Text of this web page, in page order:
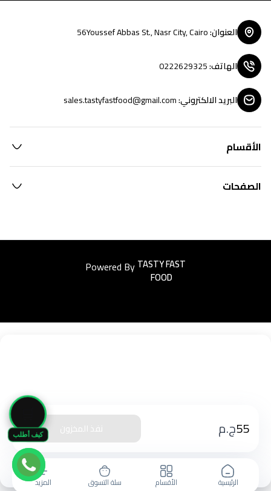
كيف أطلب 55ج.م نفذ المخزون
الرئيسية الأقسام سلة التسوق المزيد
العنوان:
56Youssef Abbas St., Nasr City, Cairo
الهاتف:
0222629325
البريد الالكتروني:
sales.tastyfastfood@gmail.com
الأقسام
الصفحات
Powered ByEasyorders